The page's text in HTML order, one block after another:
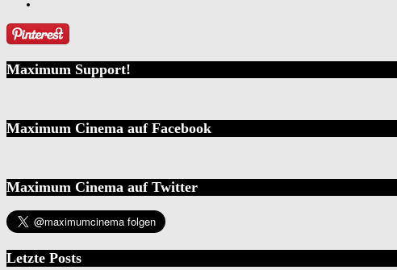
Maximum Support!
Maximum Cinema auf Facebook
Maximum Cinema auf Twitter
Letzte Posts